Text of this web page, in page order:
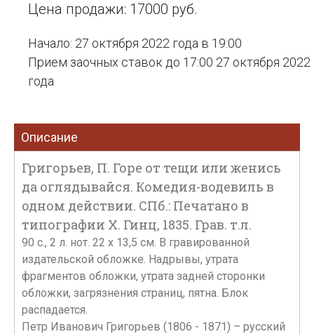
Цена продажи: 17000 руб.
Начало: 27 октября 2022 года в 19:00
Прием заочных ставок до 17:00 27 октября 2022
года
Описание
Григорьев, П. Горе от тещи или женись
да оглядывайся. Комедия-водевиль в
одном действии. СПб.: Печатано в
типографии Х. Гинц, 1835. Грав. т.л.
90 с., 2 л. нот. 22 х 13,5 см. В гравированной
издательской обложке. Надрывы, утрата
фрагментов обложки, утрата задней сторонки
обложки, загрязнения страниц, пятна. Блок
распадается.
Петр Иванович Григорьев (1806 - 1871) – русский